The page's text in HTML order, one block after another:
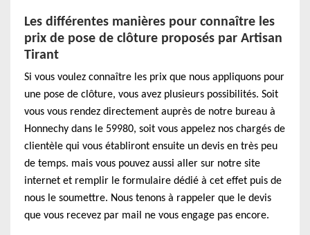
Les différentes manières pour connaître les
prix de pose de clôture proposés par Artisan
Tirant
Si vous voulez connaître les prix que nous appliquons pour
une pose de clôture, vous avez plusieurs possibilités. Soit
vous vous rendez directement auprès de notre bureau à
Honnechy dans le 59980, soit vous appelez nos chargés de
clientèle qui vous établiront ensuite un devis en très peu
de temps. mais vous pouvez aussi aller sur notre site
internet et remplir le formulaire dédié à cet effet puis de
nous le soumettre. Nous tenons à rappeler que le devis
que vous recevez par mail ne vous engage pas encore.